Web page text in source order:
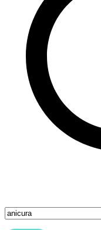
Sök
efter: